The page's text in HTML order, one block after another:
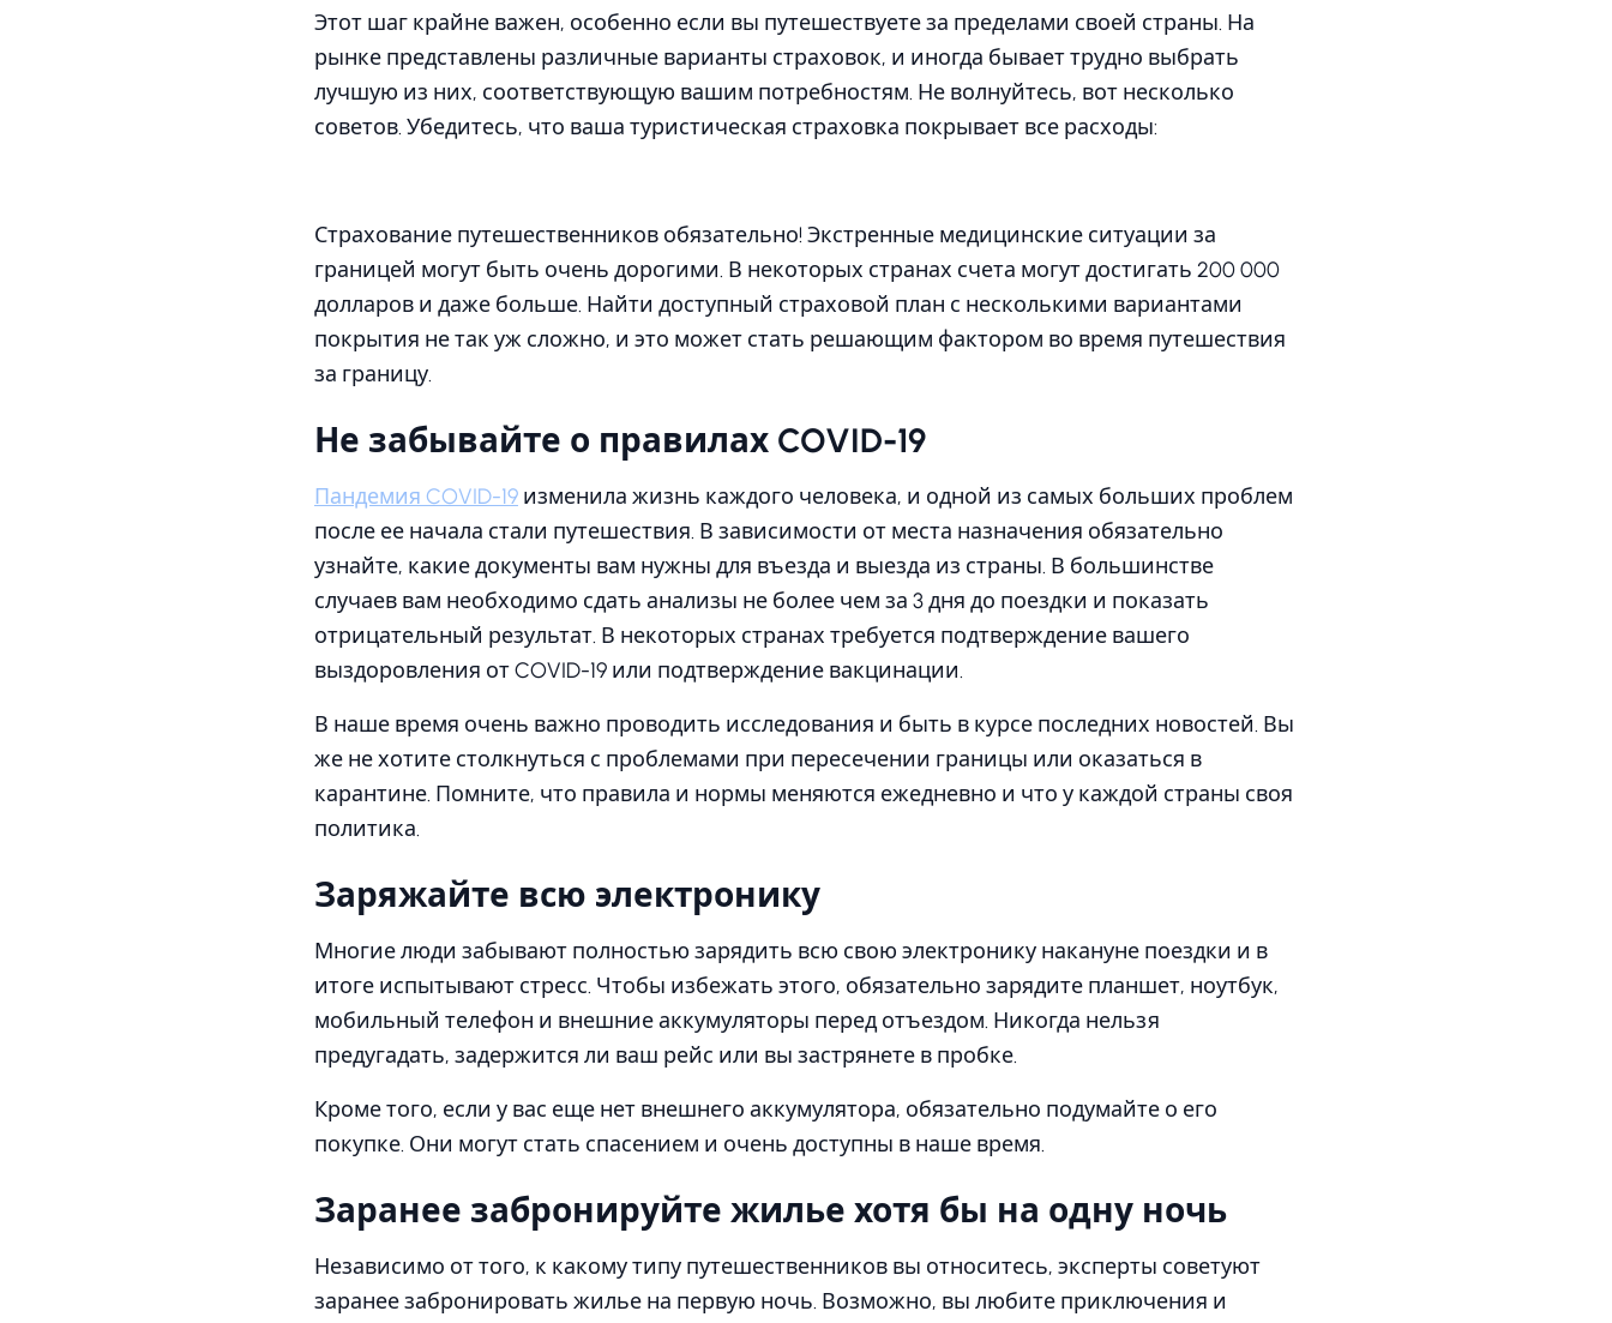
Этот шаг крайне важен, особенно если вы путешествуете за пределами своей страны. На
рынке представлены различные варианты страховок, и иногда бывает трудно выбрать
лучшую из них, соответствующую вашим потребностям. Не волнуйтесь, вот несколько
советов. Убедитесь, что ваша туристическая страховка покрывает все расходы:
Страхование путешественников обязательно! Экстренные медицинские ситуации за
границей могут быть очень дорогими. В некоторых странах счета могут достигать 200 000
долларов и даже больше. Найти доступный страховой план с несколькими вариантами
покрытия не так уж сложно, и это может стать решающим фактором во время путешествия
за границу.
Не забывайте о правилах COVID-19
Пандемия COVID-19 изменила жизнь каждого человека, и одной из самых больших проблем
после ее начала стали путешествия. В зависимости от места назначения обязательно
узнайте, какие документы вам нужны для въезда и выезда из страны. В большинстве
случаев вам необходимо сдать анализы не более чем за 3 дня до поездки и показать
отрицательный результат. В некоторых странах требуется подтверждение вашего
выздоровления от COVID-19 или подтверждение вакцинации.
В наше время очень важно проводить исследования и быть в курсе последних новостей. Вы
же не хотите столкнуться с проблемами при пересечении границы или оказаться в
карантине. Помните, что правила и нормы меняются ежедневно и что у каждой страны своя
политика.
Заряжайте всю электронику
Многие люди забывают полностью зарядить всю свою электронику накануне поездки и в
итоге испытывают стресс. Чтобы избежать этого, обязательно зарядите планшет, ноутбук,
мобильный телефон и внешние аккумуляторы перед отъездом. Никогда нельзя
предугадать, задержится ли ваш рейс или вы застрянете в пробке.
Кроме того, если у вас еще нет внешнего аккумулятора, обязательно подумайте о его
покупке. Они могут стать спасением и очень доступны в наше время.
Заранее забронируйте жилье хотя бы на одну ночь
Независимо от того, к какому типу путешественников вы относитесь, эксперты советуют
заранее забронировать жилье на первую ночь. Возможно, вы любите приключения и